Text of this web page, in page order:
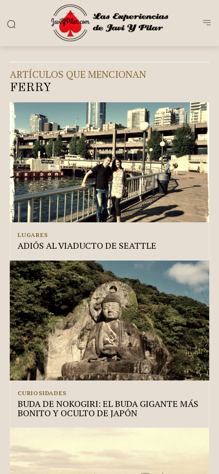
ARTÍCULOS QUE MENCIONAN
FERRY
LUGARES
ADIÓS AL VIADUCTO DE SEATTLE
CURIOSIDADES
BUDA DE NOKOGIRI: EL BUDA GIGANTE MÁS
BONITO Y OCULTO DE JAPÓN